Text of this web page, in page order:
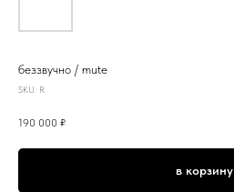
беззвучно / mute
SKU: R
190 000 ₽
в корзину